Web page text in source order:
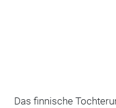
Das finnische